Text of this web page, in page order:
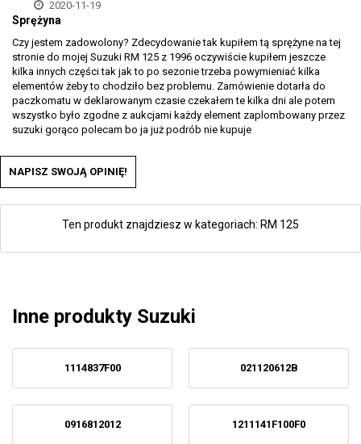
2020-11-19
Sprężyna
Czy jestem zadowolony? Zdecydowanie tak kupiłem tą sprężyne na tej
stronie do mojej Suzuki RM 125 z 1996 oczywiście kupiłem jeszcze
kilka innych części tak jak to po sezonie trzeba powymieniać kilka
elementów żeby to chodziło bez problemu. Zamówienie dotarła do
paczkomatu w deklarowanym czasie czekałem te kilka dni ale potem
wszystko było zgodne z aukcjami każdy element zaplombowany przez
suzuki gorąco polecam bo ja już podrób nie kupuje
NAPISZ SWOJĄ OPINIĘ!
Ten produkt znajdziesz w kategoriach: RM 125
Inne produkty Suzuki
1114837F00 021120612B
0916812012 1211141F100F0